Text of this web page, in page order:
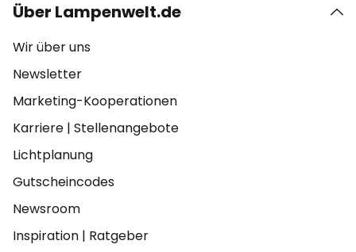
Über Lampenwelt.de
Wir über uns
Newsletter
Marketing-Kooperationen
Karriere | Stellenangebote
Lichtplanung
Gutscheincodes
Newsroom
Inspiration | Ratgeber